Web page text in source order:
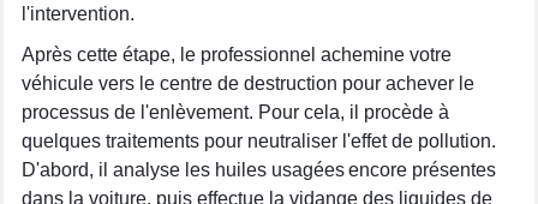
l'intervention.
Après cette étape, le professionnel achemine votre
véhicule vers le centre de destruction pour achever le
processus de l'enlèvement. Pour cela, il procède à
quelques traitements pour neutraliser l'effet de pollution.
D'abord, il analyse les huiles usagées encore présentes
dans la voiture, puis effectue la vidange des liquides de